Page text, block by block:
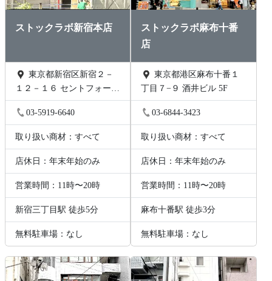
ストックラボ新宿本店
１２－１６ セントフォービ
ル２０３
03-5919-6640
取り扱い商材：すべて
店休日：年末年始のみ
営業時間：11時〜20時
新宿三丁目駅 徒歩5分
無料駐車場：なし
ストックラボ麻布十番
店
東京都港区麻布十番１
丁目７−９ 酒井ビル 5F
03-6844-3423
取り扱い商材：すべて
店休日：年末年始のみ
営業時間：11時〜20時
麻布十番駅 徒歩3分
無料駐車場：なし